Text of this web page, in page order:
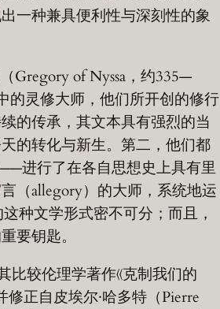
一种兼具便利性与深刻性的象
Gregory of Nyssa，约335—
的灵修大师，他们所开创的修行
的传承，其文本具有强烈的当
的转化与新生。第二，他们都
进行了在各自思想史上具有里
（allegory）的大师，系统地运
种文学形式密不可分；而且，
要钥匙。
比较伦理学著作《克制我们的
正自皮埃尔·哈多特（Pierre